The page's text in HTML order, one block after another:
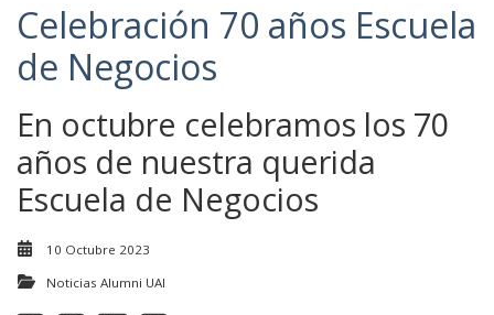
Celebración 70 años Escuela
de Negocios
En octubre celebramos los 70
años de nuestra querida
Escuela de Negocios
10 Octubre 2023
Noticias Alumni UAI